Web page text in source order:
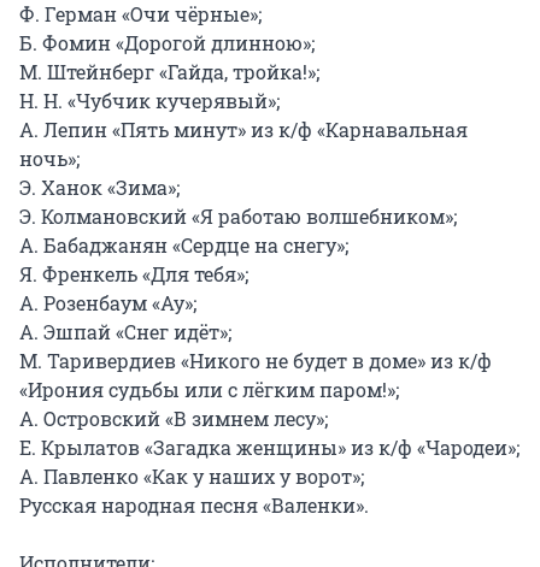
Ф. Герман «Очи чёрные»;
Б. Фомин «Дорогой длинною»;
М. Штейнберг «Гайда, тройка!»;
Н. Н. «Чубчик кучерявый»;
А. Лепин «Пять минут» из к/ф «Карнавальная
ночь»;
Э. Ханок «Зима»;
Э. Колмановский «Я работаю волшебником»;
А. Бабаджанян «Сердце на снегу»;
Я. Френкель «Для тебя»;
А. Розенбаум «Ау»;
А. Эшпай «Снег идёт»;
М. Таривердиев «Никого не будет в доме» из к/ф
«Ирония судьбы или с лёгким паром!»;
А. Островский «В зимнем лесу»;
Е. Крылатов «Загадка женщины» из к/ф «Чародеи»;
А. Павленко «Как у наших у ворот»;
Русская народная песня «Валенки».